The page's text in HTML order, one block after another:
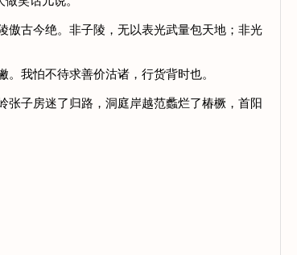
古今绝。非子陵，无以表光武量包天地；非光
我怕不待求善价沽诸，行货背时也。
子房迷了归路，洞庭岸越范蠡烂了椿橛，首阳